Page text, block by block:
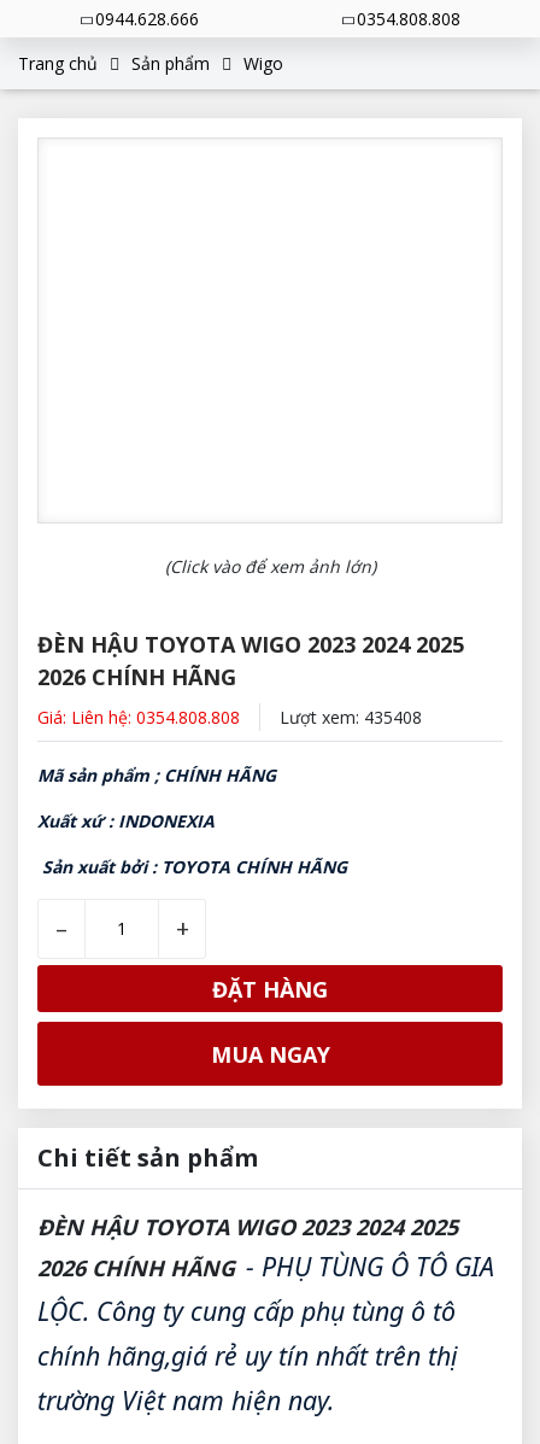
0944.628.666
0354.808.808
Trang chủ
Sản phẩm Wigo
(Click vào để xem ảnh lớn)
ĐÈN HẬU TOYOTA WIGO 2023 2024 2025
2026 CHÍNH HÃNG
Giá: Liên hệ: 0354.808.808 Lượt xem: 435408
Mã sản phẩm ; CHÍNH HÃNG
Xuất xứ : INDONEXIA
Sản xuất bởi : TOYOTA CHÍNH HÃNG
– +
ĐẶT HÀNG
MUA NGAY
Chi tiết sản phẩm
ĐÈN HẬU TOYOTA WIGO 2023 2024 2025
2026 CHÍNH HÃNG - PHỤ TÙNG Ô TÔ GIA
LỘC. Công ty cung cấp phụ tùng ô tô
chính hãng,giá rẻ uy tín nhất trên thị
trường Việt nam hiện nay.